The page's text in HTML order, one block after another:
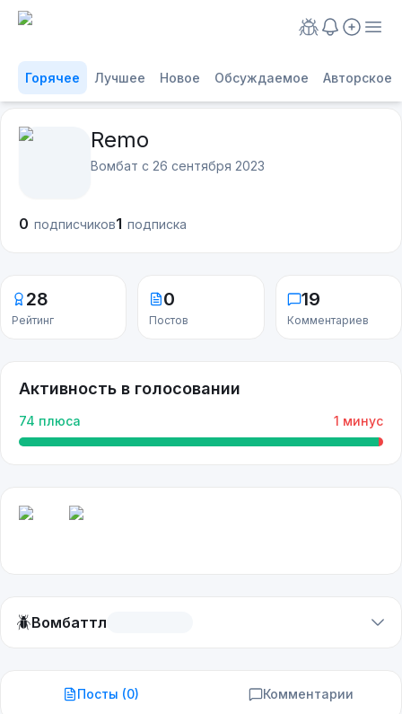
Горячее Лучшее Новое Обсуждаемое Авторское
Remo
Вомбат с 26 сентября 2023
0 подписчиков1 подписка
28
Рейтинг
0
Постов
19
Комментариев
Активность в голосовании
74 плюса 1 минус
🪲Вомбаттл
Посты (0) Комментарии